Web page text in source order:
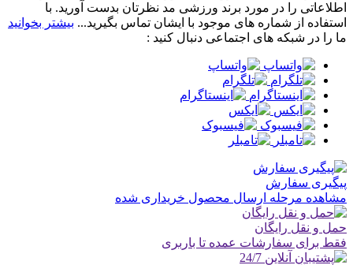
اطلاعاتی را در مورد برند ورزشی مد نظرتان بدست آورید. با
استفاده از شماره های موجود با ایشان تماس بگیرید... بیشتر بخوانید
ما را در شبکه های اجتماعی دنبال کنید :
پیگیری سفارش
مشاهده مرحله ارسال محصول خریداری شده
حمل و نقل رایگان
فقط برای سفارشات عمده تا باربری